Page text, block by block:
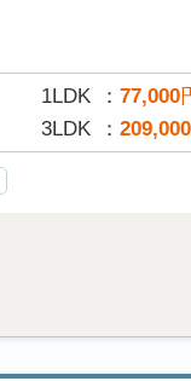
1LDK 77,000
3LDK 209,000